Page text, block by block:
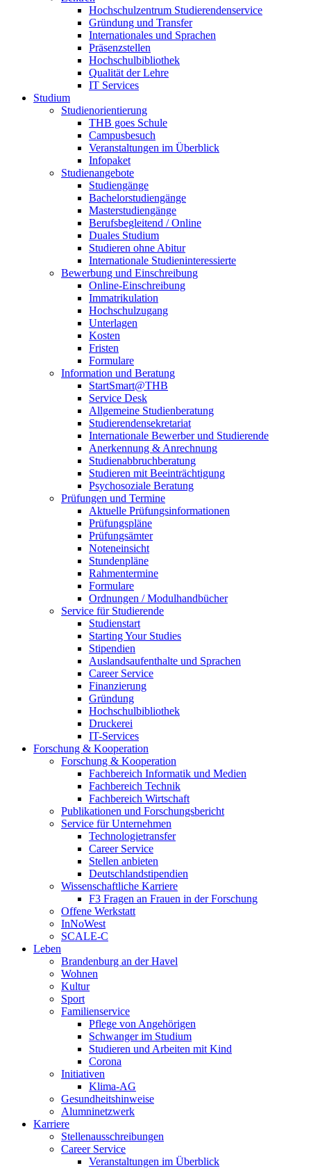
Hochschulzentrum Studierendenservice
Gründung und Transfer
Internationales und Sprachen
Präsenzstellen
Hochschulbibliothek
Qualität der Lehre
IT Services
Studium
Studienorientierung
THB goes Schule
Campusbesuch
Veranstaltungen im Überblick
Infopaket
Studienangebote
Studiengänge
Bachelorstudiengänge
Masterstudiengänge
Berufsbegleitend / Online
Duales Studium
Studieren ohne Abitur
Internationale Studieninteressierte
Bewerbung und Einschreibung
Online-Einschreibung
Immatrikulation
Hochschulzugang
Unterlagen
Kosten
Fristen
Formulare
Information und Beratung
StartSmart@THB
Service Desk
Allgemeine Studienberatung
Studierendensekretariat
Internationale Bewerber und Studierende
Anerkennung & Anrechnung
Studienabbruchberatung
Studieren mit Beeinträchtigung
Psychosoziale Beratung
Prüfungen und Termine
Aktuelle Prüfungsinformationen
Prüfungspläne
Prüfungsämter
Noteneinsicht
Stundenpläne
Rahmentermine
Formulare
Ordnungen / Modulhandbücher
Service für Studierende
Studienstart
Starting Your Studies
Stipendien
Auslandsaufenthalte und Sprachen
Career Service
Finanzierung
Gründung
Hochschulbibliothek
Druckerei
IT-Services
Forschung & Kooperation
Forschung & Kooperation
Fachbereich Informatik und Medien
Fachbereich Technik
Fachbereich Wirtschaft
Publikationen und Forschungsbericht
Service für Unternehmen
Technologietransfer
Career Service
Stellen anbieten
Deutschlandstipendien
Wissenschaftliche Karriere
F3 Fragen an Frauen in der Forschung
Offene Werkstatt
InNoWest
SCALE-C
Leben
Brandenburg an der Havel
Wohnen
Kultur
Sport
Familienservice
Pflege von Angehörigen
Schwanger im Studium
Studieren und Arbeiten mit Kind
Corona
Initiativen
Klima-AG
Gesundheitshinweise
Alumninetzwerk
Karriere
Stellenausschreibungen
Career Service
Veranstaltungen im Überblick